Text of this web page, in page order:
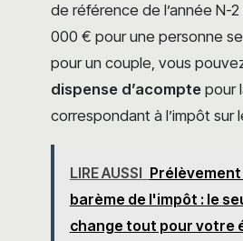
de référence de l’année N-
000 € pour une personne
pour un couple, vous
dispense d’acompte pour
correspondant à l’impôt sur
LIRE AUSSI
barème de l'impôt : le
change tout pour votre